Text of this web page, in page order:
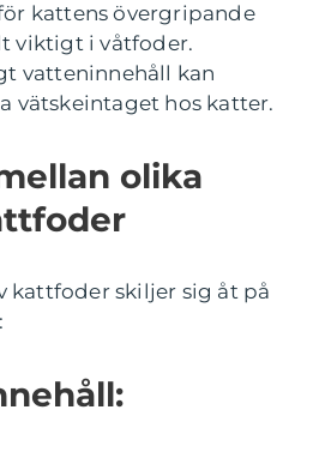
kattens övergripande
viktigt i våtfoder.
vatteninnehåll kan
vätskeintaget hos katter.
olika
kattfoder skiljer sig åt på